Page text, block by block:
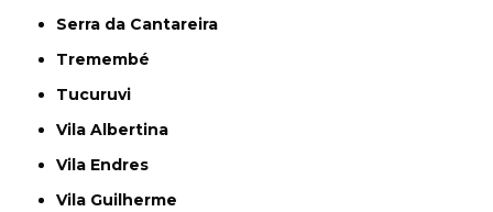
Serra da Cantareira
Tremembé
Tucuruvi
Vila Albertina
Vila Endres
Vila Guilherme